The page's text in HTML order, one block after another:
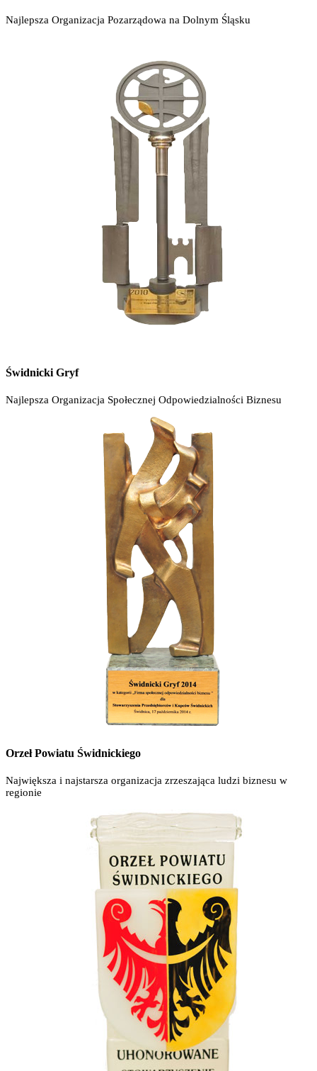
Najlepsza Organizacja Pozarządowa na Dolnym Śląsku
Świdnicki Gryf
Najlepsza Organizacja Społecznej Odpowiedzialności Biznesu
Orzeł Powiatu Świdnickiego
Największa i najstarsza organizacja zrzeszająca ludzi biznesu w
regionie